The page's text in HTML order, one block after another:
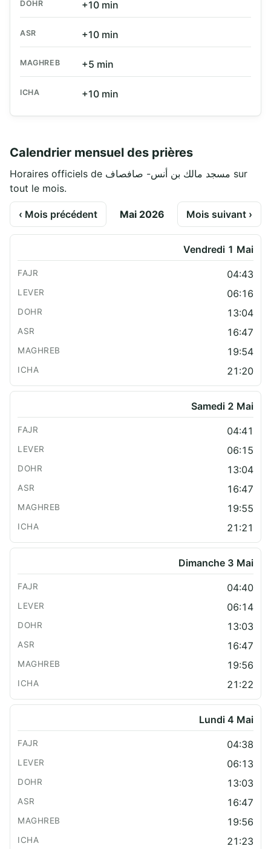
DOHR +10 min
ASR +10 min
MAGHREB +5 min
ICHA +10 min
Calendrier mensuel des prières
Horaires officiels de مسجد مالك بن أنس- صافصاف sur
tout le mois.
‹ Mois précédent Mai 2026 Mois suivant ›
Vendredi 1 Mai
04:43
06:16
13:04
16:47
19:54
21:20
Samedi 2 Mai
04:41
06:15
13:04
16:47
19:55
21:21
Dimanche 3 Mai
04:40
06:14
13:03
16:47
19:56
21:22
Lundi 4 Mai
04:38
06:13
13:03
16:47
19:56
21:23